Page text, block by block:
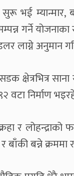
भई म्यान्मार,
गर्ने
लाग्ने अनुमान
निर्माण
र
बन्ने